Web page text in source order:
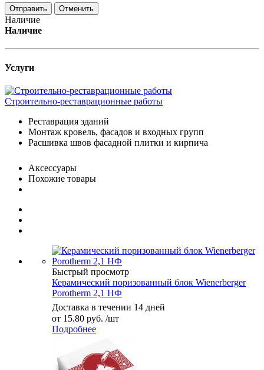
Отменить
Наличие
Наличие
Услуги
Строительно-реставрационные работы
Реставрация зданий
Монтаж кровель, фасадов и входных групп
Расшивка швов фасадной плитки и кирпича
Аксессуары
Похожие товары
Быстрый просмотр
Керамический поризованный блок Wienerberger
Porotherm 2,1 НФ
Доставка в течении 14 дней
от 15.80 руб. /шт
Подробнее